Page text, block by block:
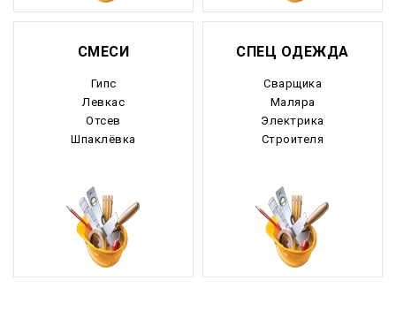
СМЕСИ
Гипс
Левкас
Отсев
Шпаклёвка
СПЕЦ ОДЕЖДА
Сварщика
Маляра
Электрика
Строителя